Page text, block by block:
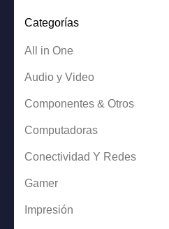
Categorías
All in One
Audio y Video
Componentes & Otros
Computadoras
Conectividad Y Redes
Gamer
Impresión